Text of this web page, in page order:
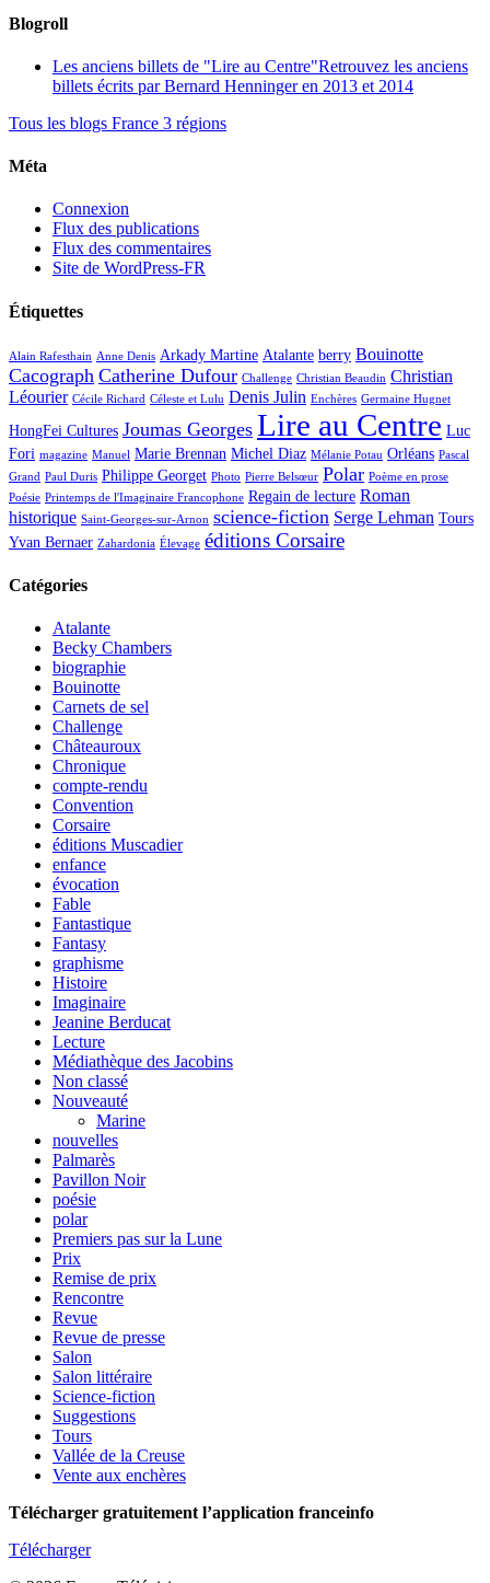
Blogroll
Les anciens billets de "Lire au Centre"Retrouvez les anciens
billets écrits par Bernard Henninger en 2013 et 2014
Tous les blogs France 3 régions
Méta
Connexion
Flux des publications
Flux des commentaires
Site de WordPress-FR
Étiquettes
Alain Rafesthain Anne Denis Arkady Martine Atalante berry Bouinotte
Cacograph Catherine Dufour Challenge Christian Beaudin Christian
Léourier Cécile Richard Céleste et Lulu Denis Julin Enchères Germaine Hugnet
HongFei Cultures Joumas Georges Lire au Centre Luc
Fori magazine Manuel Marie Brennan Michel Diaz Mélanie Potau Orléans Pascal
Grand Paul Duris Philippe Georget Photo Pierre Belsœur Polar Poème en prose
Poésie Printemps de l'Imaginaire Francophone Regain de lecture Roman
historique Saint-Georges-sur-Arnon science-fiction Serge Lehman Tours
Yvan Bernaer Zahardonia Élevage éditions Corsaire
Catégories
Atalante
Becky Chambers
biographie
Bouinotte
Carnets de sel
Challenge
Châteauroux
Chronique
compte-rendu
Convention
Corsaire
éditions Muscadier
enfance
évocation
Fable
Fantastique
Fantasy
graphisme
Histoire
Imaginaire
Jeanine Berducat
Lecture
Médiathèque des Jacobins
Non classé
Nouveauté
Marine
nouvelles
Palmarès
Pavillon Noir
poésie
polar
Premiers pas sur la Lune
Prix
Remise de prix
Rencontre
Revue
Revue de presse
Salon
Salon littéraire
Science-fiction
Suggestions
Tours
Vallée de la Creuse
Vente aux enchères
Télécharger gratuitement l’application franceinfo
Télécharger